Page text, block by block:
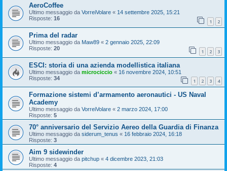
AeroCoffee
Ultimo messaggio da VorreiVolare « 14 settembre 2025, 15:21
Risposte: 16 1 2
Prima del radar
Ultimo messaggio da Maw89 « 2 gennaio 2025, 22:09
Risposte: 20 1 2 3
ESCI: storia di una azienda modellistica italiana
Ultimo messaggio da microciccio « 16 novembre 2024, 10:51
Risposte: 34 1 2 3 4
Formazione sistemi d’armamento aeronautici - US Naval
Academy
Ultimo messaggio da VorreiVolare « 2 marzo 2024, 17:00
Risposte: 5
70° anniversario del Servizio Aereo della Guardia di Finanza
Ultimo messaggio da siderum_tenus « 16 febbraio 2024, 16:18
Risposte: 3
Aim 9 sidewinder
Ultimo messaggio da pitchup « 4 dicembre 2023, 21:03
Risposte: 4